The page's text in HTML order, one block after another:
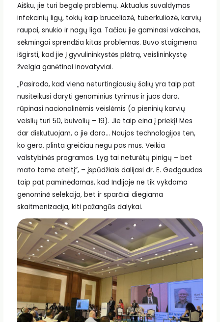
Aišku, jie turi begalę problemų. Aktualus suvaldymas
infekcinių ligų, tokių kaip bruceliozė, tuberkuliozė, karvių
raupai, snukio ir nagų liga. Tačiau jie gaminasi vakcinas,
sėkmingai sprendžia kitas problemas. Buvo staigmena
išgirsti, kad jie į gyvulininkystės plėtrą, veislininkystę
žvelgia ganėtinai inovatyviai.
„Pasirodo, kad viena neturtingiausių šalių yra taip pat
nusiteikusi daryti genominius tyrimus ir juos daro,
rūpinasi nacionalinėmis veislėmis (o pieninių karvių
veislių turi 50, buivolių – 19). Jie taip eina į priekį! Mes
dar diskutuojam, o jie daro… Naujos technologijos ten,
ko gero, plinta greičiau negu pas mus. Veikia
valstybinės programos. Lyg tai neturėtų pinigų – bet
mato tame ateitį“, – įspūdžiais dalijasi dr. E. Gedgaudas
taip pat paminėdamas, kad Indijoje ne tik vykdoma
genominė selekcija, bet ir sparčiai diegiama
skaitmenizacija, kiti pažangūs dalykai.